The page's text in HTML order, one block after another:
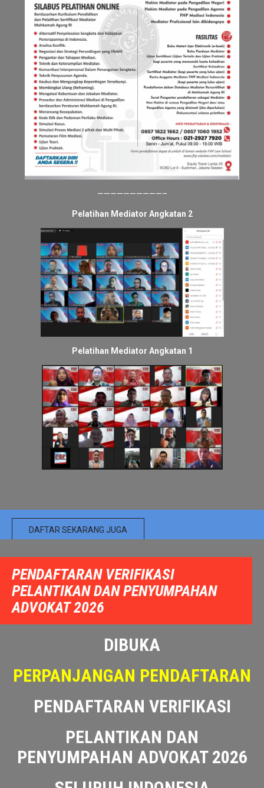
Pelatihan Mediator Angkatan 2
Pelatihan Mediator Angkatan 1
PENDAFTARAN VERIFIKASI
PELANTIKAN DAN PENYUMPAHAN
DIBUKA
PERPANJANGAN PENDAFTARAN
PENDAFTARAN VERIFIKASI
PELANTIKAN DAN